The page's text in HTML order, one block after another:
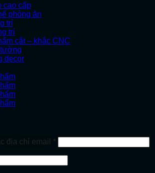
cao cấp
phòng ăn
trí
trí
cắt – khắc CNC
decor
địa chỉ email *Bắt
buộc